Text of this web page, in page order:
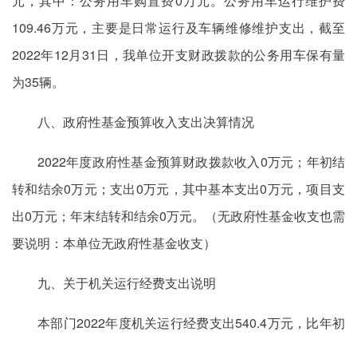
109.46万元，主要是日常运行及车辆维修维护支出，截至
2022年12月31日，我单位开支财政拨款的公务用车保有量
为35辆。
八、政府性基金预算收入支出决算情况
2022年度政府性基金预算财政拨款收入0万元；年初结
转和结余0万元；支出0万元，其中基本支出0万元，项目支
出0万元；年末结转和结余0万元。（无政府性基金收支也需
要说明：本单位无政府性基金收支）
九、关于机关运行经费支出说明
本部门2022年度机关运行经费支出540.4万元，比年初